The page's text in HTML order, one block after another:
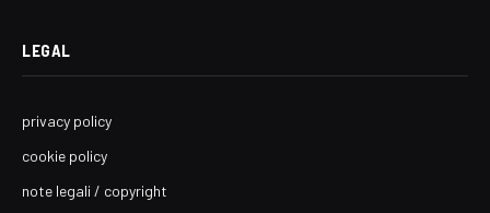
LEGAL
privacy policy
cookie policy
note legali / copyright